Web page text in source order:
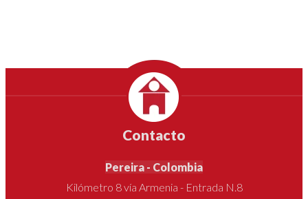
Contacto
Pereira - Colombia
Kilómetro 8 vía Armenia - Entrada N.8